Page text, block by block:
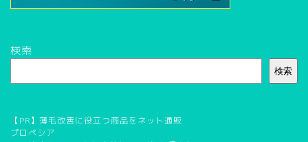
検索
検索
【PR】薄毛改善に役立つ商品をネット通販
プロペシア